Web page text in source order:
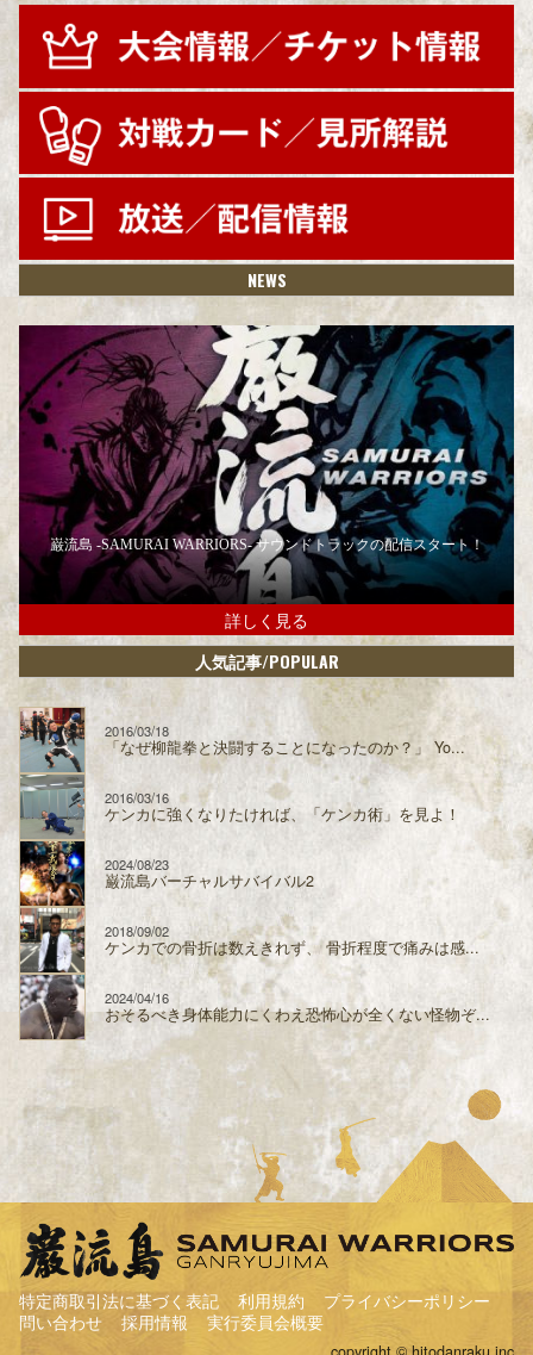
NEWS
巌流島 -SAMURAI WARRIORS- サウンドトラックの配信スタート！
詳しく見る
人気記事/POPULAR
2016/03/18
「なぜ柳龍拳と決闘することになったのか？」 Yo...
2016/03/16
ケンカに強くなりたければ、「ケンカ術」を見よ！
2024/08/23
巌流島バーチャルサバイバル2
2018/09/02
ケンカでの骨折は数えきれず、 骨折程度で痛みは感...
2024/04/16
おそるべき身体能力にくわえ恐怖心が全くない怪物ぞ...
特定商取引法に基づく表記 利用規約
プライバシーポリシー
問い合わせ
採用情報 実行委員会概要